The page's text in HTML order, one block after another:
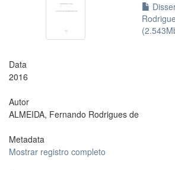
Data
2016
Autor
ALMEIDA, Fernando Rodrigues de
Metadata
Mostrar registro completo